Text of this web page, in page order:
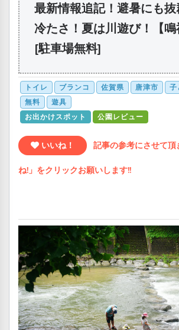
最新情報追記！避暑にも
冷たさ！夏は川遊び！【鳴
[駐車場無料]
トイレ ブランコ 佐賀県 唐津市 子
無料
遊具
お出かけスポット
公園レビュー
いいね！ 記事の参考にさせて
ね!」をクリックお願いします!!